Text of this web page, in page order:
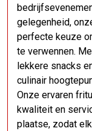
gelegenheid,
perfecte keuze
te verwennen.
lekkere snacks
culinair
Onze ervaren
kwaliteit en
plaatse, zodat